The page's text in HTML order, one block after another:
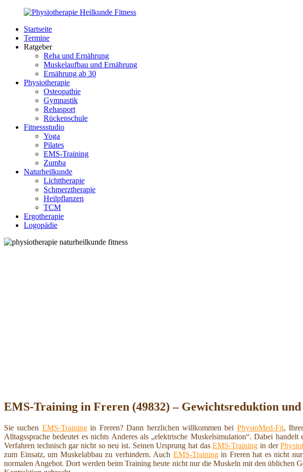
Zurück
Inhalt
PhysioMed-
Fit.de
Gesundheit
Startseite
Termine
Ratgeber
Reha und Ernährung
Muskelaufbau und Ernährung
Ernährung ab 30
Physiotherapie
Osteopathie
Gymnastik
Rehasport
Rückenschule
Fitnessstudio
Yoga
Pilates
EMS-Training
Zumba
Naturheilkunde
Lichttherapie
Schmerztherapie
Heilpflanzen
TCM
Ergotherapie
Logopädie
EMS-Training in Freren (49832) – Gewichtsreduktion
Sie suchen EMS-Trainingin Freren? Dann herzlichen willkommen bei PhysioMed-Fit,
Alltagssprache bedeutet es nichts Anderes als „elektrische Muskelsimulation“. Dabei
Verfahren technisch gar nicht so neu ist. Seinen Ursprung hat dasEMS-Training in der
zum Einsatz, um Muskelabbau zu verhindern. Auch EMS-Trainingin Freren hat es nicht
normalen Angebot. Dort werden beim Training heute nicht nur die Muskeln mit den üblichen